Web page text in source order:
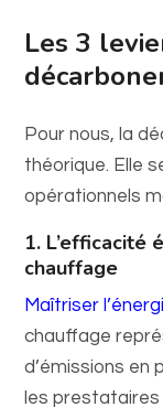
Les 3
Pour nous, la
théorique. Elle
opérationnels
1. L’efficacité
chauffage
Maîtriser
chauffage
d’émissions en
les